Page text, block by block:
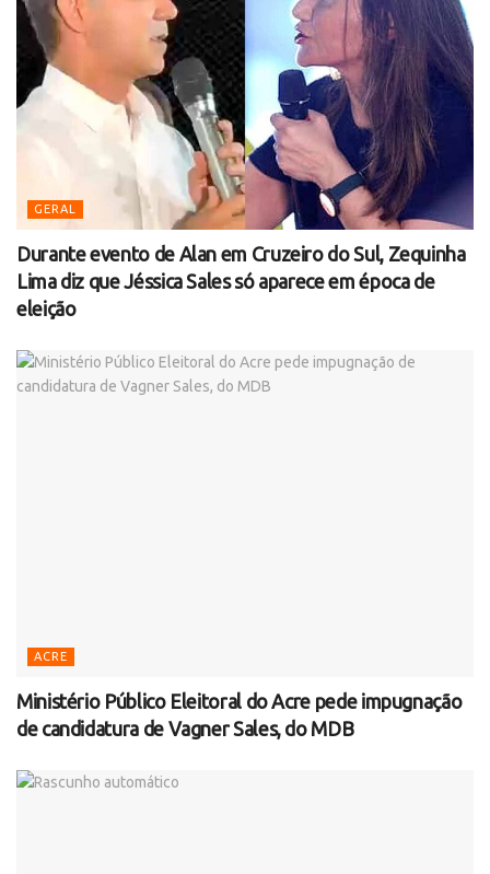
GERAL
Durante evento de Alan em Cruzeiro do Sul, Zequinha
Lima diz que Jéssica Sales só aparece em época de
eleição
ACRE
Ministério Público Eleitoral do Acre pede impugnação
de candidatura de Vagner Sales, do MDB